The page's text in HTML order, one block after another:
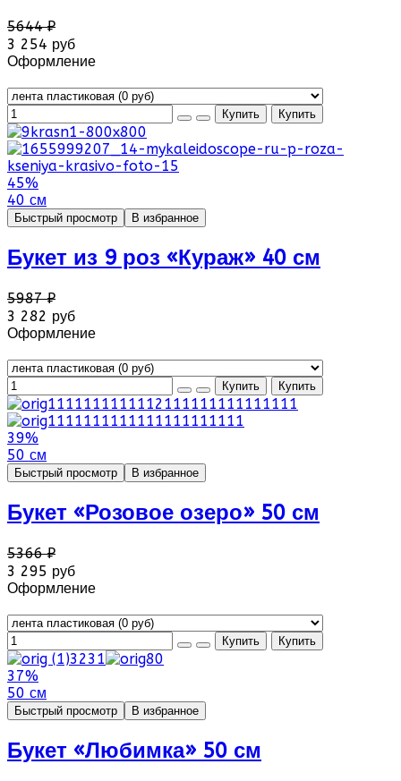
5644 ₽
3 254 руб
Оформление
45%
40 см
Быстрый просмотр В избранное
Букет из 9 роз «Кураж» 40 см
5987 ₽
3 282 руб
Оформление
39%
50 см
Быстрый просмотр В избранное
Букет «Розовое озеро» 50 см
5366 ₽
3 295 руб
Оформление
37%
50 см
Быстрый просмотр В избранное
Букет «Любимка» 50 см